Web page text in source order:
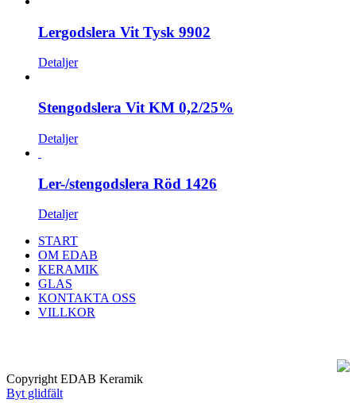
Lergodslera Vit Tysk 9902
Detaljer
Stengodslera Vit KM 0,2/25%
Detaljer
Ler-/stengodslera Röd 1426
Detaljer
START
OM EDAB
KERAMIK
GLAS
KONTAKTA OSS
VILLKOR
Copyright EDAB Keramik
Byt glidfält